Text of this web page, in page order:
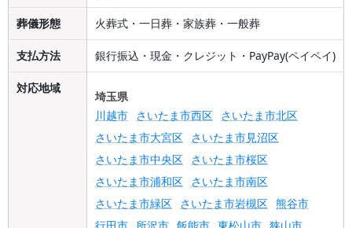
葬儀形態 火葬式・一日葬・家族葬・一般葬
支払方法 銀行振込・現金・クレジット・PayPay(ペイペイ)
対応地域
埼玉県
川越市 さいたま市西区 さいたま市北区
さいたま市大宮区 さいたま市見沼区
さいたま市中央区 さいたま市桜区
さいたま市浦和区 さいたま市南区
さいたま市緑区 さいたま市岩槻区 熊谷市